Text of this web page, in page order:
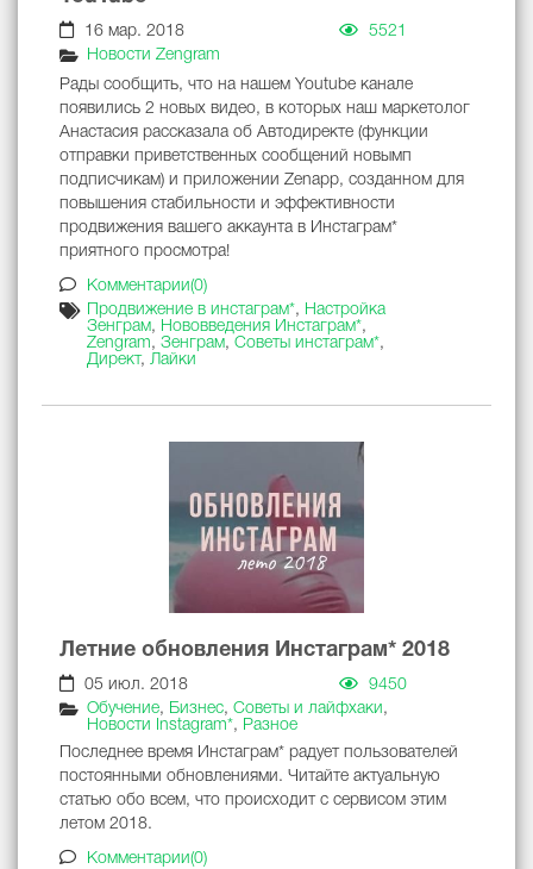
16 мар. 2018
5521
Новости Zengram
Рады сообщить, что на нашем Youtube канале
появились 2 новых видео, в которых наш маркетолог
Анастасия рассказала об Автодиректе (функции
отправки приветственных сообщений новымп
подписчикам) и приложении Zenapp, созданном для
повышения стабильности и эффективности
продвижения вашего аккаунта в Инстаграм*
приятного просмотра!
Комментарии(0)
Продвижение в инстаграм*, Настройка
Зенграм, Нововведения Инстаграм*,
Zengram, Зенграм, Советы инстаграм*,
Директ, Лайки
Летние обновления Инстаграм* 2018
05 июл. 2018
9450
Обучение, Бизнес, Советы и лайфхаки,
Новости Instagram*, Разное
Последнее время Инстаграм* радует пользователей
постоянными обновлениями. Читайте актуальную
статью обо всем, что происходит с сервисом этим
летом 2018.
Комментарии(0)